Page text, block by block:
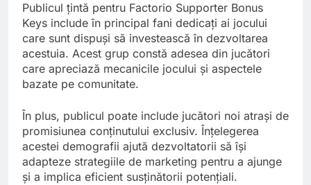
Publicul țintă pentru Factorio Supporter Bonus
Keys include în principal fani dedicați ai jocului
care sunt dispuși să investească în dezvoltarea
acestuia. Acest grup constă adesea din jucători
care apreciază mecanicile jocului și aspectele
bazate pe comunitate.
În plus, publicul poate include jucători noi atrași de
promisiunea conținutului exclusiv. Înțelegerea
acestei demografii ajută dezvoltatorii să își
adapteze strategiile de marketing pentru a ajunge
și a implica eficient susținătorii potențiali.